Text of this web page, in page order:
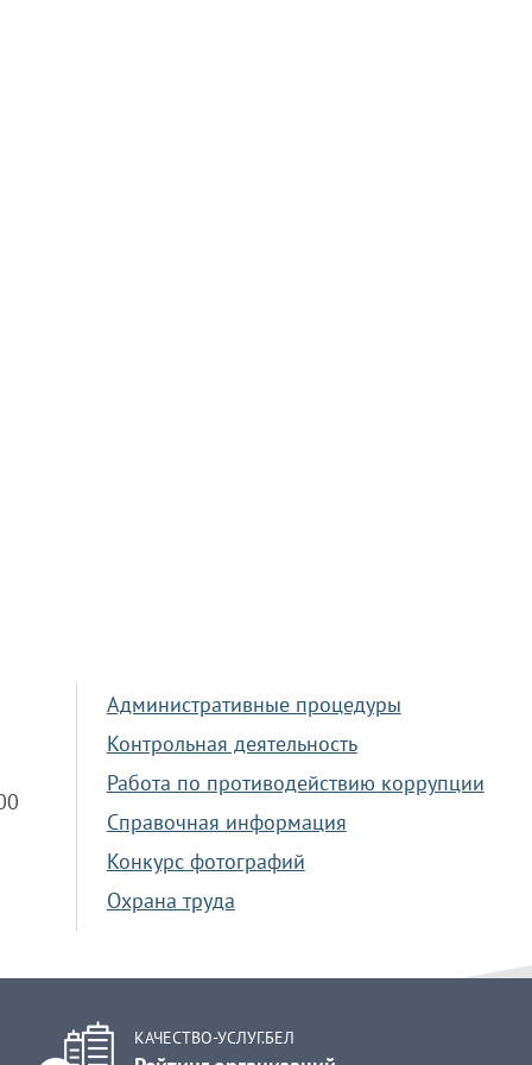
Административные процедуры
Контрольная деятельность
Работа по противодействию коррупции
Справочная информация
Конкурс фотографий
Охрана труда
КАЧЕСТВО-УСЛУГ.БЕЛ